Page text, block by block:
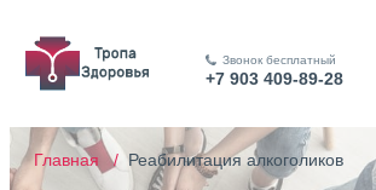
Звонок бесплатный
+7 903 409-89-28
Главная /Реабилитация алкоголиков